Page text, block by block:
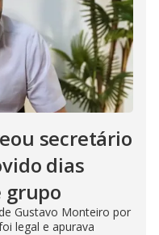
secretário
dias
grupo
Gustavo Monteiro por
legal e apurava